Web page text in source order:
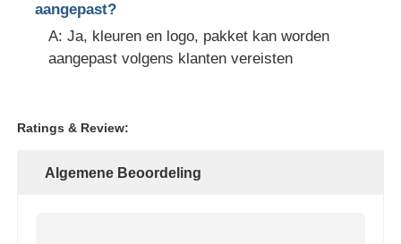
aangepast?
A: Ja, kleuren en logo, pakket kan worden
aangepast volgens klanten vereisten
Ratings & Review:
Algemene Beoordeling